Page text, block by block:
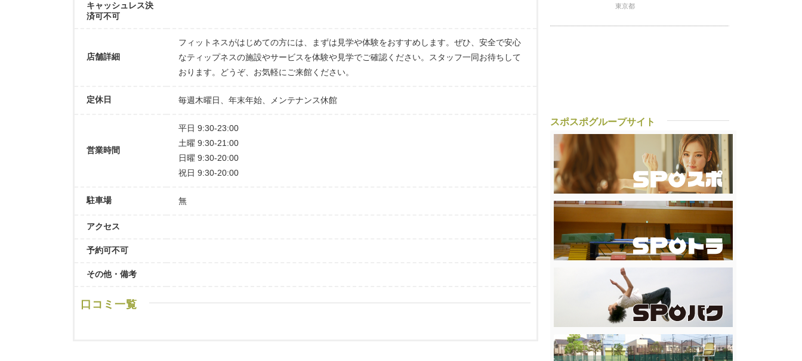
キャッシュレス決
済可不可
店舗詳細
フィットネスがはじめての方には、まずは見学や体験をおすすめします。ぜひ、安全で安心
なティップネスの施設やサービスを体験や見学でご確認ください。スタッフ一同お待ちして
おります。どうぞ、お気軽にご来館ください。
定休日 毎週木曜日、年末年始、メンテナンス休館
営業時間
平日 9:30-23:00
土曜 9:30-21:00
日曜 9:30-20:00
祝日 9:30-20:00
駐車場 無
アクセス
予約可不可
その他・備考
口コミ一覧
東京都
スポスポグループサイト